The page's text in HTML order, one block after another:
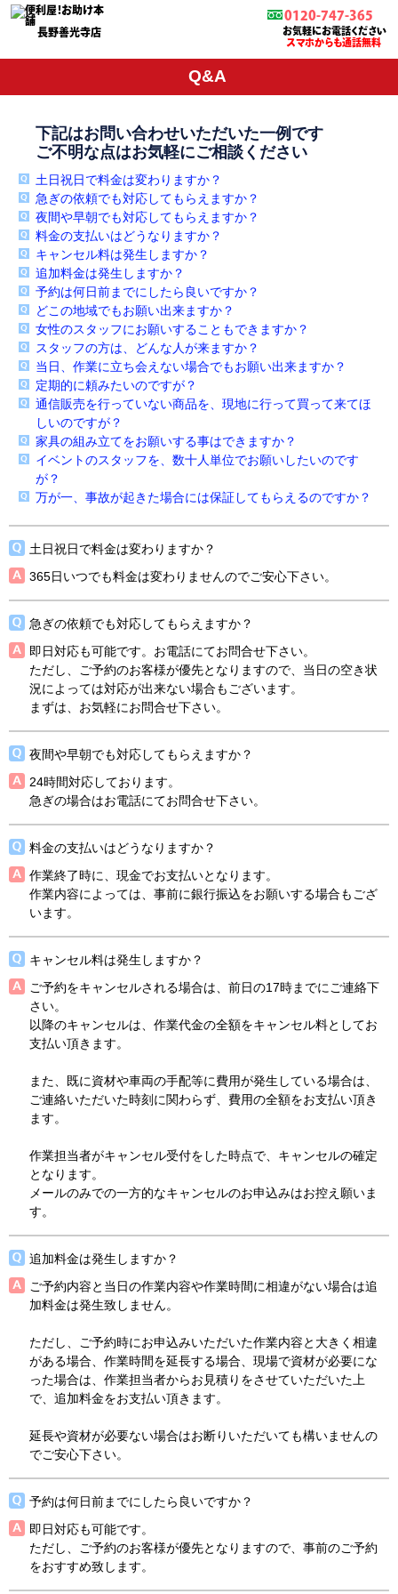
長野善光寺店
0120-747-365
お気軽にお電話ください
スマホからも通話無料
Q&A
下記はお問い合わせいただいた一例です
ご不明な点はお気軽にご相談ください
土日祝日で料金は変わりますか？
急ぎの依頼でも対応してもらえますか？
夜間や早朝でも対応してもらえますか？
料金の支払いはどうなりますか？
キャンセル料は発生しますか？
追加料金は発生しますか？
予約は何日前までにしたら良いですか？
どこの地域でもお願い出来ますか？
女性のスタッフにお願いすることもできますか？
スタッフの方は、どんな人が来ますか？
当日、作業に立ち会えない場合でもお願い出来ますか？
定期的に頼みたいのですが？
通信販売を行っていない商品を、現地に行って買って来てほ
しいのですが？
家具の組み立てをお願いする事はできますか？
イベントのスタッフを、数十人単位でお願いしたいのです
が？
万が一、事故が起きた場合には保証してもらえるのですか？
土日祝日で料金は変わりますか？
365日いつでも料金は変わりませんのでご安心下さい。
急ぎの依頼でも対応してもらえますか？
即日対応も可能です。お電話にてお問合せ下さい。
ただし、ご予約のお客様が優先となりますので、当日の空き状
況によっては対応が出来ない場合もございます。
まずは、お気軽にお問合せ下さい。
夜間や早朝でも対応してもらえますか？
24時間対応しております。
急ぎの場合はお電話にてお問合せ下さい。
料金の支払いはどうなりますか？
作業終了時に、現金でお支払いとなります。
作業内容によっては、事前に銀行振込をお願いする場合もござ
います。
キャンセル料は発生しますか？
ご予約をキャンセルされる場合は、前日の17時までにご連絡下
さい。
以降のキャンセルは、作業代金の全額をキャンセル料としてお
支払い頂きます。
また、既に資材や車両の手配等に費用が発生している場合は、
ご連絡いただいた時刻に関わらず、費用の全額をお支払い頂き
ます。
作業担当者がキャンセル受付をした時点で、キャンセルの確定
となります。
メールのみでの一方的なキャンセルのお申込みはお控え願いま
す。
追加料金は発生しますか？
ご予約内容と当日の作業内容や作業時間に相違がない場合は追
加料金は発生致しません。
ただし、ご予約時にお申込みいただいた作業内容と大きく相違
がある場合、作業時間を延長する場合、現場で資材が必要にな
った場合は、作業担当者からお見積りをさせていただいた上
で、追加料金をお支払い頂きます。
延長や資材が必要ない場合はお断りいただいても構いませんの
でご安心下さい。
予約は何日前までにしたら良いですか？
即日対応も可能です。
ただし、ご予約のお客様が優先となりますので、事前のご予約
をおすすめ致します。